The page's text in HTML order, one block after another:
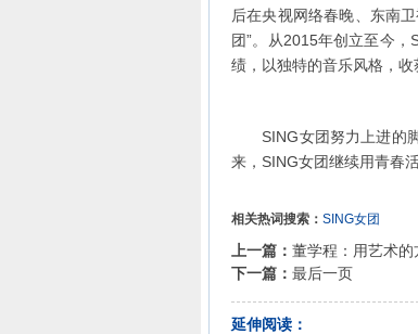
后在央视网络春晚、东南
团”。从2015年创立至今
绩，以独特的音乐风格，收
SING女团努力上进的脚
来，SING女团继续用青春
相关热词搜索： SING女团
上一篇： 董学程：用艺术
下一篇： 最后一页
延伸阅读：